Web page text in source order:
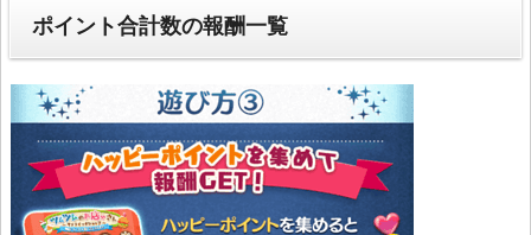
ポイント合計数の報酬一覧